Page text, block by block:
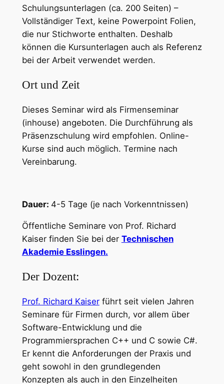
Schulungsunterlagen (ca. 200 Seiten) –
Vollständiger Text, keine Powerpoint Folien,
die nur Stichworte enthalten. Deshalb
können die Kursunterlagen auch als Referenz
bei der Arbeit verwendet werden.
Ort und Zeit
Dieses Seminar wird als Firmenseminar
(inhouse) angeboten. Die Durchführung als
Präsenzschulung wird empfohlen. Online-
Kurse sind auch möglich. Termine nach
Vereinbarung.
Dauer: 4-5 Tage (je nach Vorkenntnissen)
Öffentliche Seminare von Prof. Richard
Kaiser finden Sie bei der Technischen
Akademie Esslingen.
Der Dozent:
Prof. Richard Kaiserführt seit vielen Jahren
Seminare für Firmen durch, vor allem über
Software-Entwicklung und die
Programmiersprachen C++ und C sowie C#.
Er kennt die Anforderungen der Praxis und
geht sowohl in den grundlegenden
Konzepten als auch in den Einzelheiten